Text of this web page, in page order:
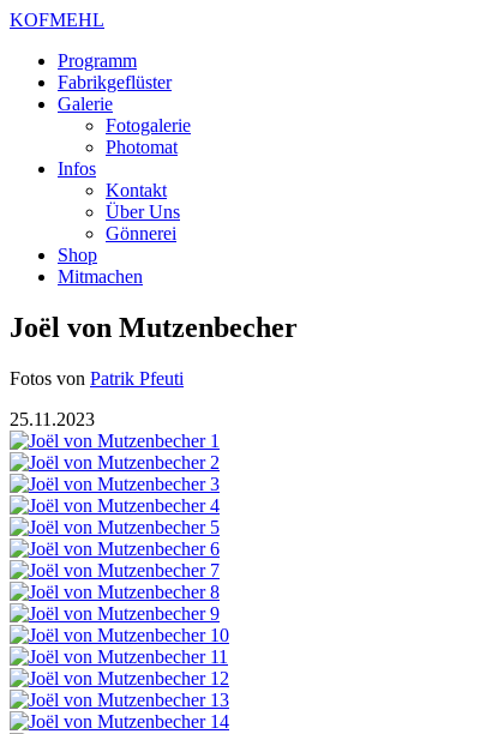
KOFMEHL
Programm
Fabrikgeflüster
Galerie
Fotogalerie
Photomat
Infos
Kontakt
Über Uns
Gönnerei
Shop
Mitmachen
Joël von Mutzenbecher
Fotos von Patrik Pfeuti
25.11.2023